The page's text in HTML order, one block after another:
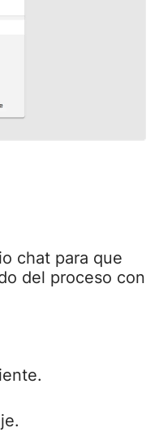
chat para que
del proceso con